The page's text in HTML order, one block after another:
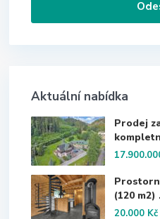
Aktuální nabídka
Prodej
(120 m2)
20.000 Kč